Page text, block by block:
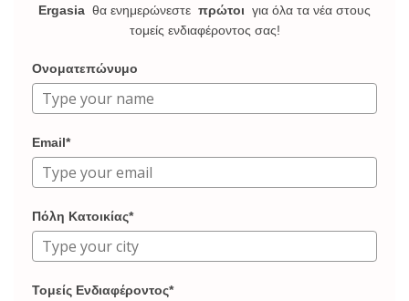
Ergasia θα ενημερώνεστε πρώτοι για όλα τα νέα στους
τομείς ενδιαφέροντος σας!
Ονοματεπώνυμο
Email*
Πόλη Κατοικίας*
Τομείς Ενδιαφέροντος*